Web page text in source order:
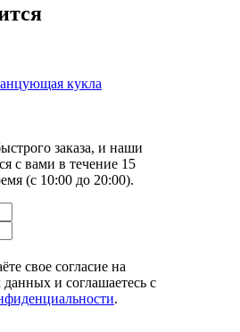
кукла
заказа, и наши
с вами в течение 15
(с 10:00 до 20:00).
свое согласие на
и соглашаетесь с
.